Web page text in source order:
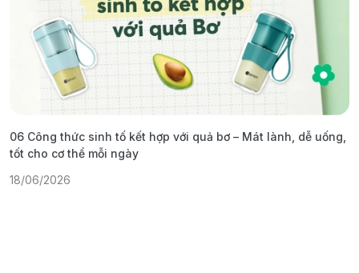
06 Công thức sinh tố kết hợp với quả bơ – Mát lành, dễ uống,
tốt cho cơ thể mỗi ngày
18/06/2026